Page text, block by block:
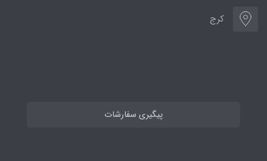
کرج
پیگیری سفارشات